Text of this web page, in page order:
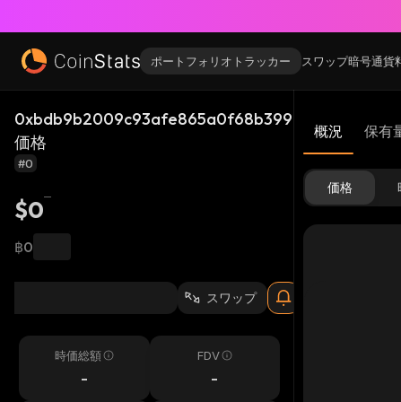
ポートフォリオトラッカー スワップ暗号通貨
価格
#0
$0
฿0
スワップ
時価総額
-
FDV
-
概況 保有
価格